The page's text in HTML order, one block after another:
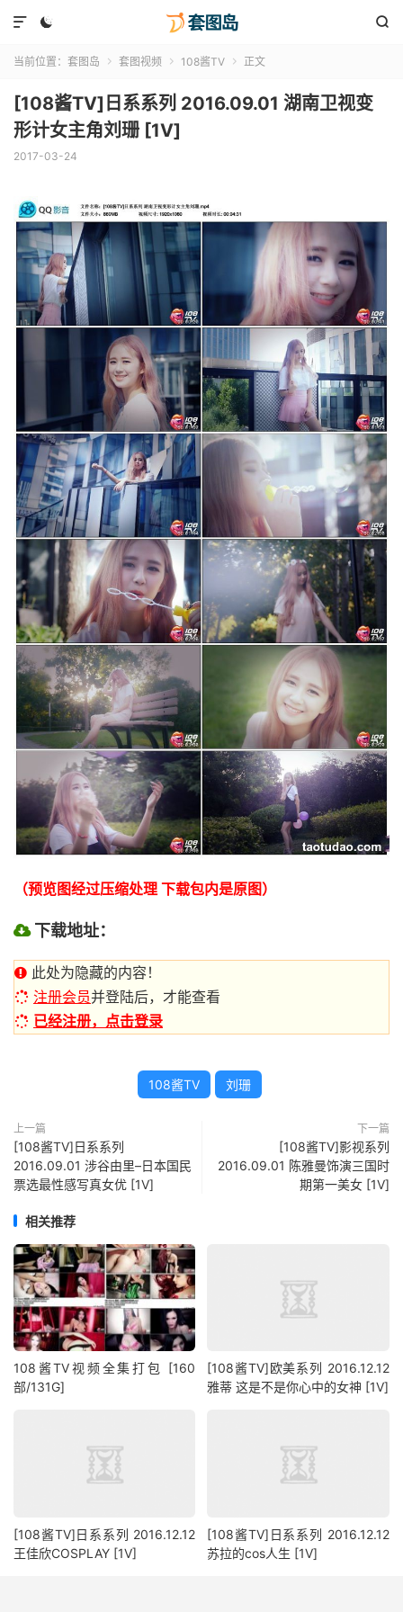
 

当前位置： 套图岛  套图视频  108酱TV  正文
[108酱TV]日系系列 2016.09.01 湖南卫视变
形计女主角刘珊 [1V]
2017-03-24
（预览图经过压缩处理 下载包内是原图）
下载地址：
此处为隐藏的内容！
注册会员并登陆后，才能查看
已经注册，点击登录
108酱TV 刘珊
上一篇
[108酱TV]日系系列
2016.09.01 涉谷由里–日本国民
票选最性感写真女优 [1V]
下一篇
[108酱TV]影视系列
2016.09.01 陈雅曼饰演三国时
期第一美女 [1V]
相关推荐
108酱TV视频全集打包 [160
部/131G]
[108酱TV]欧美系列 2016.12.12
雅蒂 这是不是你心中的女神 [1V]
[108酱TV]日系系列 2016.12.12
王佳欣COSPLAY [1V]
[108酱TV]日系系列 2016.12.12
苏拉的cos人生 [1V]